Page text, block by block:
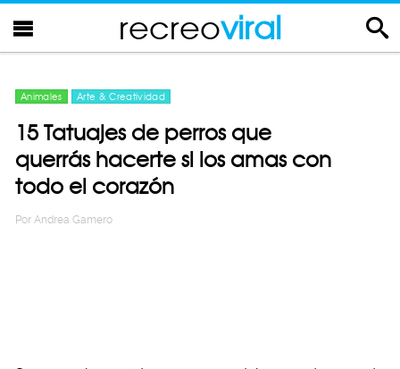
recreoviral
Animales Arte & Creatividad
15 Tatuajes de perros que
querrás hacerte si los amas con
todo el corazón
Por Andrea Gamero